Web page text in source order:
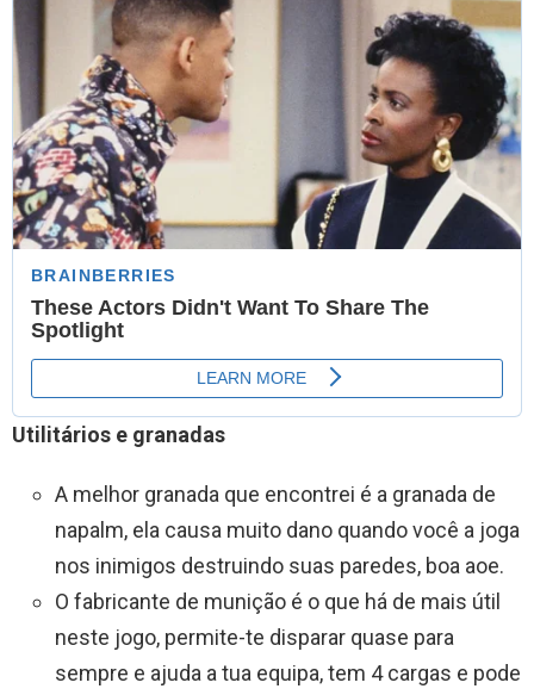
Utilitários e granadas
A melhor granada que encontrei é a granada de
napalm, ela causa muito dano quando você a joga
nos inimigos destruindo suas paredes, boa aoe.
O fabricante de munição é o que há de mais útil
neste jogo, permite-te disparar quase para
sempre e ajuda a tua equipa, tem 4 cargas e pode